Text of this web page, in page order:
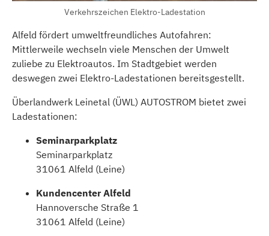
Verkehrszeichen Elektro-Ladestation
Alfeld fördert umweltfreundliches Autofahren:
Mittlerweile wechseln viele Menschen der Umwelt
zuliebe zu Elektroautos. Im Stadtgebiet werden
deswegen zwei Elektro-Ladestationen bereitsgestellt.
Überlandwerk Leinetal (ÜWL) AUTOSTROM bietet zwei
Ladestationen:
Seminarparkplatz
Seminarparkplatz
31061 Alfeld (Leine)
Kundencenter Alfeld
Hannoversche Straße 1
31061 Alfeld (Leine)